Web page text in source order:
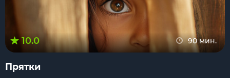
10.0 90 мин.
Прятки